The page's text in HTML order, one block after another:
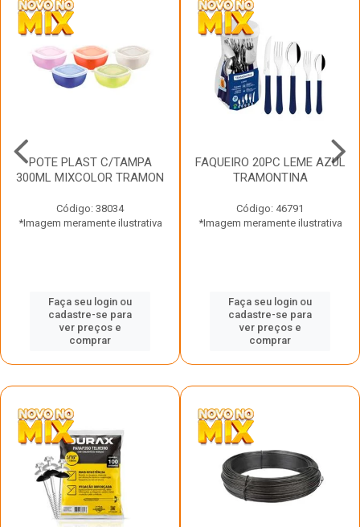
POTE PLAST C/TAMPA
300ML MIXCOLOR TRAMON
Código: 38034
*Imagem meramente ilustrativa
Faça seu login ou
cadastre-se para
ver preços e
comprar
FAQUEIRO 20PC LEME AZUL
TRAMONTINA
Código: 46791
*Imagem meramente ilustrativa
Faça seu login ou
cadastre-se para
ver preços e
comprar